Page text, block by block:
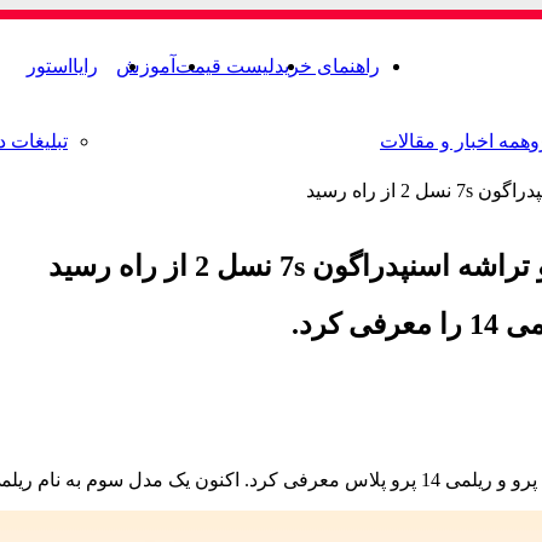
همه اخبار و مقالات
راهنمای خریدلیست قیمت آموزش رایااستور
تبلیغات